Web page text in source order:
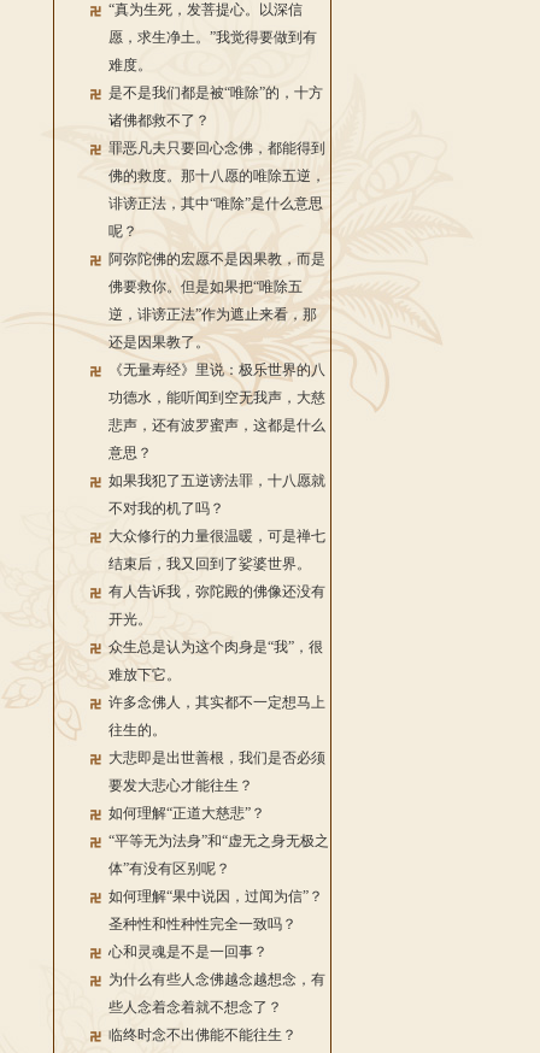
“真为生死，发菩提心。以深信
愿，求生净土。”我觉得要做到有
难度。
是不是我们都是被“唯除”的，十方
诸佛都救不了？
罪恶凡夫只要回心念佛，都能得到
佛的救度。那十八愿的唯除五逆，
诽谤正法，其中“唯除”是什么意思
呢？
阿弥陀佛的宏愿不是因果教，而是
佛要救你。但是如果把“唯除五
逆，诽谤正法”作为遮止来看，那
还是因果教了。
《无量寿经》里说：极乐世界的八
功德水，能听闻到空无我声，大慈
悲声，还有波罗蜜声，这都是什么
意思？
如果我犯了五逆谤法罪，十八愿就
不对我的机了吗？
大众修行的力量很温暖，可是禅七
结束后，我又回到了娑婆世界。
有人告诉我，弥陀殿的佛像还没有
开光。
众生总是认为这个肉身是“我”，很
难放下它。
许多念佛人，其实都不一定想马上
往生的。
大悲即是出世善根，我们是否必须
要发大悲心才能往生？
如何理解“正道大慈悲”？
“平等无为法身”和“虚无之身无极之
体”有没有区别呢？
如何理解“果中说因，过闻为信”？
圣种性和性种性完全一致吗？
心和灵魂是不是一回事？
为什么有些人念佛越念越想念，有
些人念着念着就不想念了？
临终时念不出佛能不能往生？